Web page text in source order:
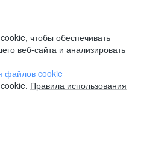
чтобы обеспечивать
веб-сайта и анализировать
файлов cookie
Правила использования